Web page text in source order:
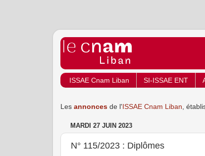
ISSAE Cnam Liban SI-ISSAE ENT
Les annonces de l' ISSAE Cnam Liban ,
MARDI 27 JUIN 2023
N° 115/2023 : Diplômes